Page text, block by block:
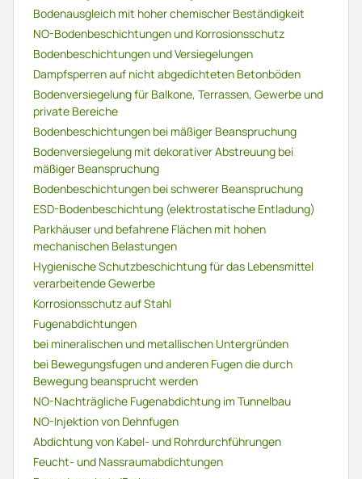
Bodenausgleich mit hoher chemischer Beständigkeit
NO-Bodenbeschichtungen und Korrosionsschutz
Bodenbeschichtungen und Versiegelungen
Dampfsperren auf nicht abgedichteten Betonböden
Bodenversiegelung für Balkone, Terrassen, Gewerbe und
private Bereiche
Bodenbeschichtungen bei mäßiger Beanspruchung
Bodenversiegelung mit dekorativer Abstreuung bei
mäßiger Beanspruchung
Bodenbeschichtungen bei schwerer Beanspruchung
ESD-Bodenbeschichtung (elektrostatische Entladung)
Parkhäuser und befahrene Flächen mit hohen
mechanischen Belastungen
Hygienische Schutzbeschichtung für das Lebensmittel
verarbeitende Gewerbe
Korrosionsschutz auf Stahl
Fugenabdichtungen
bei mineralischen und metallischen Untergründen
bei Bewegungsfugen und anderen Fugen die durch
Bewegung beansprucht werden
NO-Nachträgliche Fugenabdichtung im Tunnelbau
NO-Injektion von Dehnfugen
Abdichtung von Kabel- und Rohrdurchführungen
Feucht- und Nassraumabdichtungen